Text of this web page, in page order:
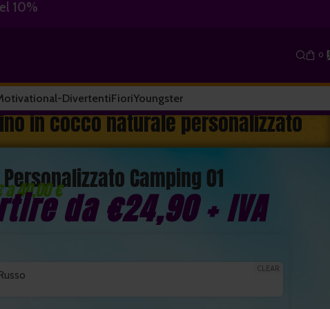
10%
0
DivertentiFioriYoungster
in cocco naturale personalizzato
Camping 01
a 40,00 €da€24,90+ IVA
CLEAR